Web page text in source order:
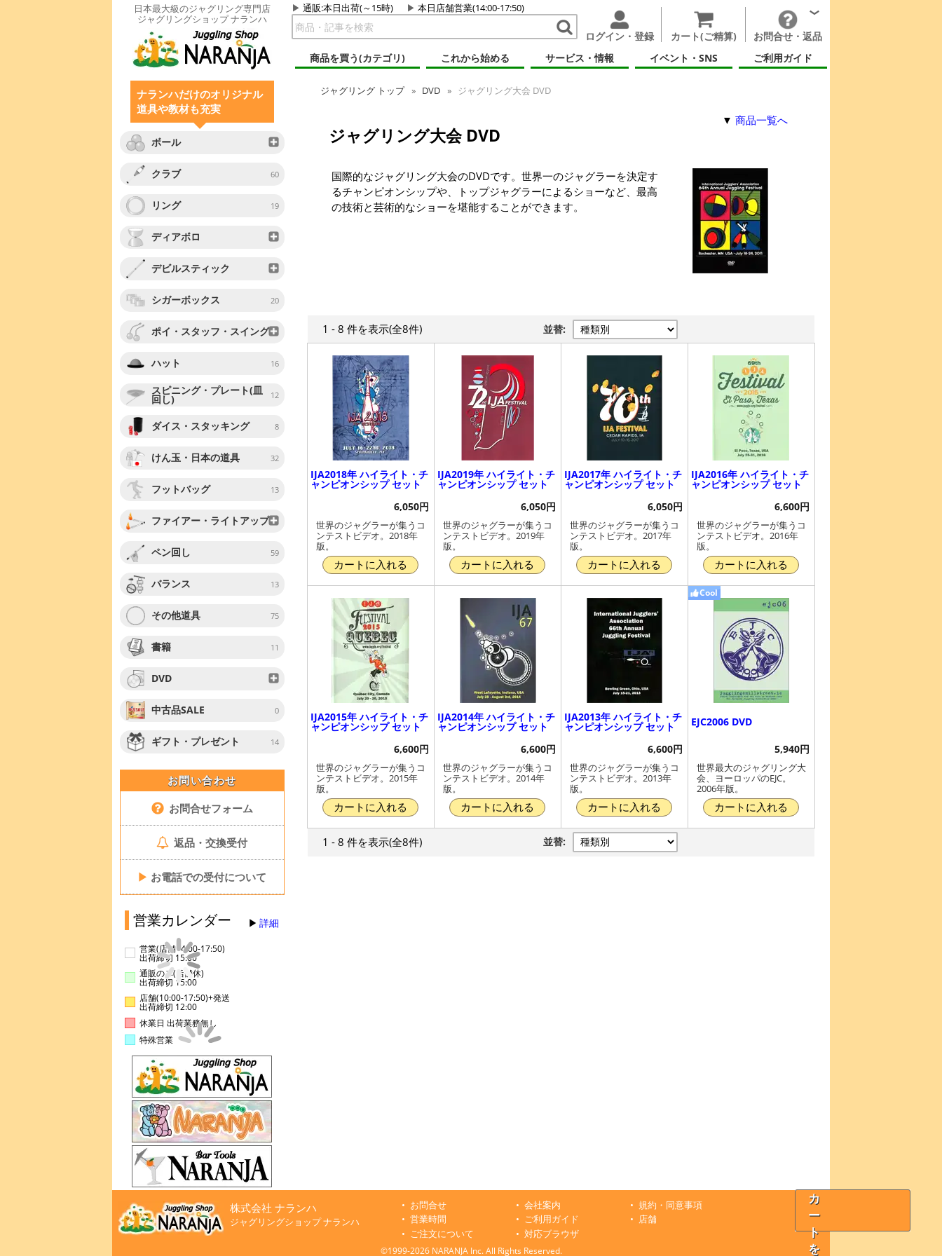
日本最大級のジャグリング専門店
ジャグリングショップ ナランハ
通販:本日出荷(～15時) 本日店舗営業(14:00-17:50)
ログイン・登録 カート(ご精算)
お問合せ・返品
商品を買う(カテゴリ)
これから始める サービス・情報 イベント・SNS ご利用ガイド
ナランハだけのオリジナル
道具や教材も充実
ボール
クラブ 60
リング 19
ディアボロ
デビルスティック
シガーボックス 20
ポイ・スタッフ・スイング
ハット 16
スピニング・プレート(皿
回し) 12
ダイス・スタッキング 8
けん玉・日本の道具 32
フットバッグ 13
ファイアー・ライトアップ
ペン回し 59
バランス 13
その他道具 75
書籍 11
DVD
中古品SALE 0
ギフト・プレゼント 14
お問い合わせ
お問合せフォーム
返品・交換受付
▶ お電話での受付について
営業カレンダー 詳細
営業(店舗14:00-17:50)
出荷締切 15:00
通販のみ(店舗休)
出荷締切 15:00
店舗(10:00-17:50)+発送
出荷締切 12:00
休業日 出荷業務無し
特殊営業
ジャグリング トップ DVD ジャグリング大会 DVD
ジャグリング大会 DVD
▼ 商品一覧へ
国際的なジャグリング大会のDVDです。世界一のジャグラーを決定す
るチャンピオンシップや、トップジャグラーによるショーなど、最高
の技術と芸術的なショーを堪能することができます。
1 - 8 件を表示(全8件) 並替:
IJA2018年 ハイライト・チ
ャンピオンシップ セット
6,050円
世界のジャグラーが集うコ
ンテストビデオ。2018年
版。
カートに入れる
IJA2019年 ハイライト・チ
ャンピオンシップ セット
6,050円
世界のジャグラーが集うコ
ンテストビデオ。2019年
版。
カートに入れる
IJA2017年 ハイライト・チ
ャンピオンシップ セット
6,050円
世界のジャグラーが集うコ
ンテストビデオ。2017年
版。
カートに入れる
IJA2016年 ハイライト・チ
ャンピオンシップ セット
6,600円
世界のジャグラーが集うコ
ンテストビデオ。2016年
版。
カートに入れる
IJA2015年 ハイライト・チ
ャンピオンシップ セット
6,600円
世界のジャグラーが集うコ
ンテストビデオ。2015年
版。
カートに入れる
IJA2014年 ハイライト・チ
ャンピオンシップ セット
6,600円
世界のジャグラーが集うコ
ンテストビデオ。2014年
版。
カートに入れる
IJA2013年 ハイライト・チ
ャンピオンシップ セット
6,600円
世界のジャグラーが集うコ
ンテストビデオ。2013年
版。
カートに入れる
Cool
EJC2006 DVD
5,940円
世界最大のジャグリング大
会、ヨーロッパのEJC。
2006年版。
カートに入れる
1 - 8 件を表示(全8件) 並替:
カ
ー
ト
を
株式会社 ナランハ
ジャグリングショップ ナランハ
お問合せ 会社案内
規約・同意事項
営業時間
ご利用ガイド
店舗
ご注文について
対応ブラウザ
©1999-2026 NARANJA Inc. All Rights Reserved.